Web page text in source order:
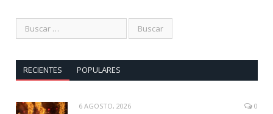
RECIENTES POPULARES
6 AGOSTO, 2026 0